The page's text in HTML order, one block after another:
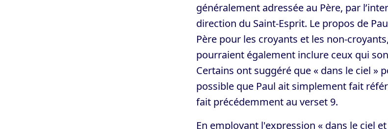
généralement adressée au Père, par
direction du Saint-Esprit. Le propos de
Père pour les croyants et les non-
pourraient également inclure ceux qui
Certains ont suggéré que « dans le ciel »
possible que Paul ait simplement fait
fait précédemment au verset 9.
En employant l'expression « dans le ciel